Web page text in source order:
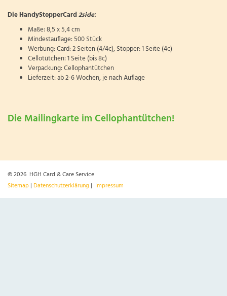
Die HandyStopperCard2side:
Maße: 8,5 x 5,4 cm
Mindestauflage: 500 Stück
Werbung: Card: 2 Seiten (4/4c), Stopper: 1 Seite (4c)
Cellotütchen: 1 Seite (bis 8c)
Verpackung: Cellophantütchen
Lieferzeit: ab 2-6 Wochen, je nach Auflage
Die Mailingkarte im Cellophantütchen!
© 2026 HGH Card & Care Service
Sitemap | Datenschutzerklärung | Impressum